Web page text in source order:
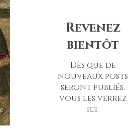
Revenez
bientôt
Dès que de
nouveaux posts
seront publiés,
vous les verrez
ici.